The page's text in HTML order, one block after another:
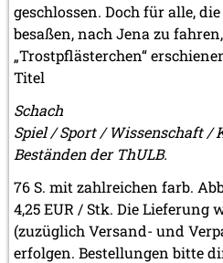
geschlossen. Doch für alle,
besaßen, nach Jena zu
„Trostpflästerchen“
Titel
Schach
Spiel / Sport / Wissenschaft /
Beständen der ThULB.
76 S. mit zahlreichen farb.
4,25 EUR / Stk. Die Lieferung
(zuzüglich Versand- und
erfolgen. Bestellungen bitte